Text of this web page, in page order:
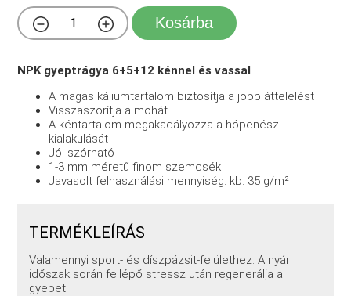
Kosárba
NPK gyeptrágya 6+5+12 kénnel és vassal
A magas káliumtartalom biztosítja a jobb áttelelést
Visszaszorítja a mohát
A kéntartalom megakadályozza a hópenész
kialakulását
Jól szórható
1-3 mm méretű finom szemcsék
Javasolt felhasználási mennyiség: kb. 35 g/m²
TERMÉKLEÍRÁS
Valamennyi sport- és díszpázsit-felülethez. A nyári
időszak során fellépő stressz után regenerálja a
gyepet.